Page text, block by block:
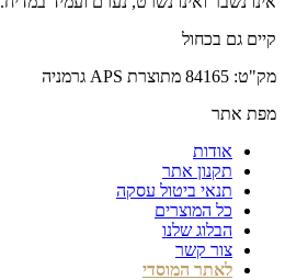
קיים גם בכחול
מק"ט: 84165 מתוצרת APS גרמניה
מפת אתר
אודות
תקנון אתר
תנאי ביטול עסקה
כל המוצרים
הבלוג שלנו
צור קשר
לאתר המוסדי